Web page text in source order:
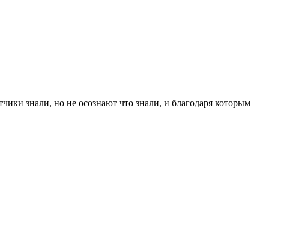
знали, но не осознают что знали, и благодаря которым